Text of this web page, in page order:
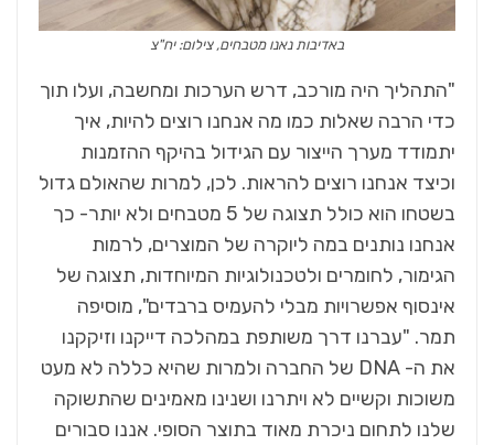
באדיבות נאנו מטבחים, צילום: יח"צ
"התהליך היה מורכב, דרש הערכות ומחשבה, ועלו תוך
כדי הרבה שאלות כמו מה אנחנו רוצים להיות, איך
יתמודד מערך הייצור עם הגידול בהיקף ההזמנות
וכיצד אנחנו רוצים להראות. לכן, למרות שהאולם גדול
בשטחו הוא כולל תצוגה של 5 מטבחים ולא יותר- כך
אנחנו נותנים במה ליוקרה של המוצרים, לרמות
הגימור, לחומרים ולטכנולוגיות המיוחדות, תצוגה של
אינסוף אפשרויות מבלי להעמיס ברבדים", מוסיפה
תמר. "עברנו דרך משותפת במהלכה דייקנו וזיקקנו
את ה- DNA של החברה ולמרות שהיא כללה לא מעט
משוכות וקשיים לא ויתרנו ושנינו מאמינים שהתשוקה
שלנו לתחום ניכרת מאוד בתוצר הסופי. אננו סבורים